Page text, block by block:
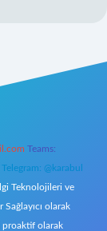
Teams:
Telegram: @karabul
Teknolojileri ve
olarak
proaktif olarak